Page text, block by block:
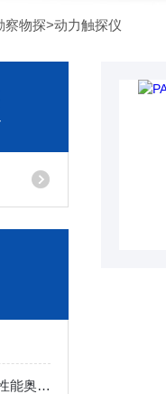
察物探>动力触探仪
混凝土流变仪：揭开混凝土性能奥秘的钥匙